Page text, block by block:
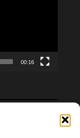
00:16